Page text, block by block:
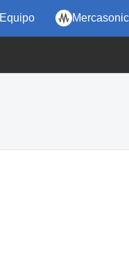
Equipo Mercasonic